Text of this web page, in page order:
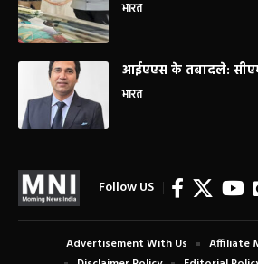
भारत
आईएएस के तबादले:
भारत
Follow US
Advertisement With Us
Affiliate